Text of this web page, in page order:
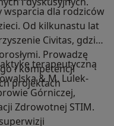
wsparcia dla rodziców
Od kilkunastu lat
Civitas, gdzie
Prowadzę
i kompetencji
projektach
terapeutyczną
& M. Lulek-
Górniczej,
Zdrowotnej STIM.